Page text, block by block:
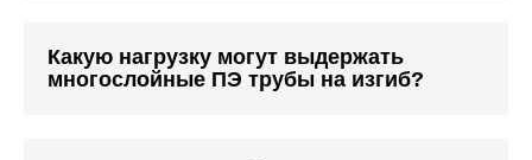
Какую нагрузку могут выдержать
многослойные ПЭ трубы на изгиб?